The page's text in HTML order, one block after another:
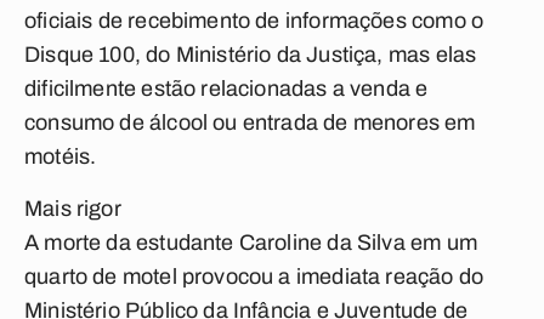
oficiais de recebimento de informações como o
Disque 100, do Ministério da Justiça, mas elas
dificilmente estão relacionadas a venda e
consumo de álcool ou entrada de menores em
motéis.
Mais rigor
A morte da estudante Caroline da Silva em um
quarto de motel provocou a imediata reação do
Ministério Público da Infância e Juventude de